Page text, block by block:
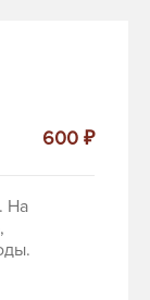
600 ₽
На